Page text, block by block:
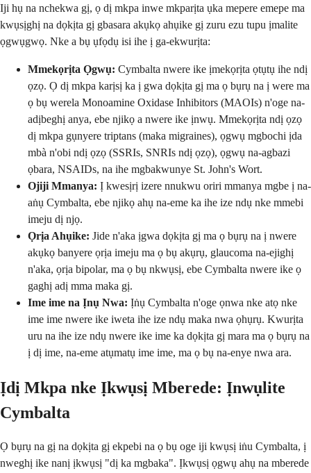
Iji hụ na nchekwa gị, ọ dị mkpa inwe mkparịta ụka mepere emepe ma
kwụsịghị na dọkịta gị gbasara akụkọ ahụike gị zuru ezu tupu ịmalite
ọgwụgwọ. Nke a bụ ụfọdụ isi ihe ị ga-ekwurịta:
Mmekọrịta Ọgwụ: Cymbalta nwere ike ịmekọrịta ọtụtụ ihe ndị
ọzọ. Ọ dị mkpa karịsị ka ị gwa dọkịta gị ma ọ bụrụ na ị were ma
ọ bụ werela Monoamine Oxidase Inhibitors (MAOIs) n'oge na-
adịbeghị anya, ebe njikọ a nwere ike ịnwụ. Mmekọrịta ndị ọzọ
dị mkpa gụnyere triptans (maka migraines), ọgwụ mgbochi ịda
mbà n'obi ndị ọzọ (SSRIs, SNRIs ndị ọzọ), ọgwụ na-agbazi
ọbara, NSAIDs, na ihe mgbakwunye St. John's Wort.
Ojiji Mmanya: Ị kwesịrị izere nnukwu oriri mmanya mgbe ị na-
aṅụ Cymbalta, ebe njikọ ahụ na-eme ka ihe ize ndụ nke mmebi
imeju dị njọ.
Ọrịa Ahụike: Jide n'aka ịgwa dọkịta gị ma ọ bụrụ na ị nwere
akụkọ banyere ọrịa imeju ma ọ bụ akụrụ, glaucoma na-ejighị
n'aka, ọrịa bipolar, ma ọ bụ nkwụsị, ebe Cymbalta nwere ike ọ
gaghị adị mma maka gị.
Ime ime na Ịnụ Nwa: Ịṅụ Cymbalta n'oge ọnwa nke atọ nke
ime ime nwere ike iweta ihe ize ndụ maka nwa ọhụrụ. Kwurịta
uru na ihe ize ndụ nwere ike ime ka dọkịta gị mara ma ọ bụrụ na
ị dị ime, na-eme atụmatụ ime ime, ma ọ bụ na-enye nwa ara.
Ịdị Mkpa nke Ịkwụsị Mberede: Ịnwụlite
Cymbalta
Ọ bụrụ na gị na dọkịta gị ekpebi na ọ bụ oge iji kwụsị iṅu Cymbalta, ị
nweghị ike nanị ịkwụsị "dị ka mgbaka". Ịkwụsị ọgwụ ahụ na mberede